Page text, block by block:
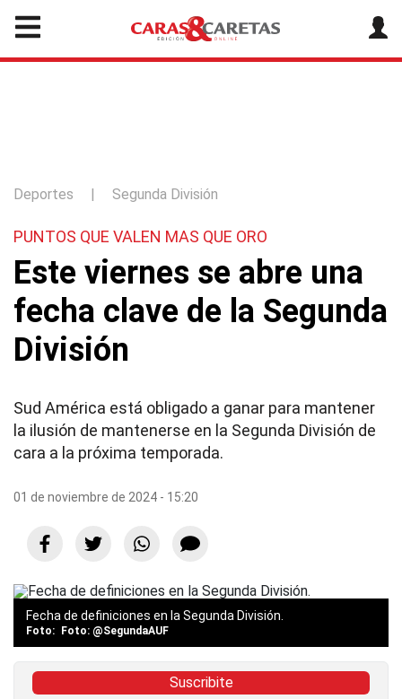
Deportes | Segunda División
PUNTOS QUE VALEN MAS QUE ORO
Este viernes se abre una
fecha clave de la Segunda
División
Sud América está obligado a ganar para mantener
la ilusión de mantenerse en la Segunda División de
cara a la próxima temporada.
01 de noviembre de 2024 - 15:20
Fecha de definiciones en la Segunda División.
Foto: @SegundaAUF
Suscribite